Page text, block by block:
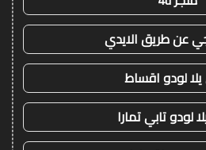
عن طريق الايدي
لودو اقساط
لودو تابي تمارا